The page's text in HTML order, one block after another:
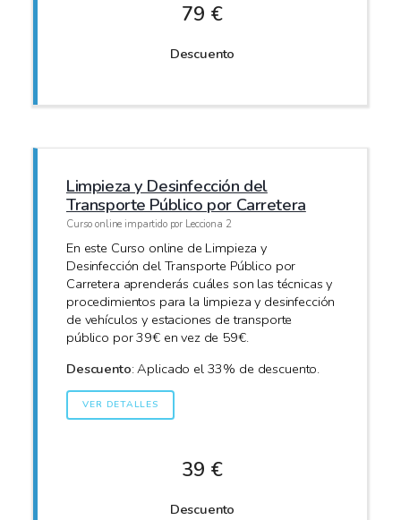
79 €
Descuento
Limpieza y Desinfección del
Transporte Público por Carretera
Curso online impartido por Lecciona 2
En este Curso online de Limpieza y
Desinfección del Transporte Público por
Carretera aprenderás cuáles son las técnicas y
procedimientos para la limpieza y desinfección
de vehículos y estaciones de transporte
público por 39€ en vez de 59€.
Descuento: Aplicado el 33% de descuento.
VER DETALLES
39 €
Descuento